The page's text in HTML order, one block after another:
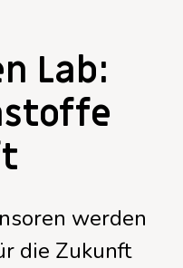
Lab:
werden
die Zukunft